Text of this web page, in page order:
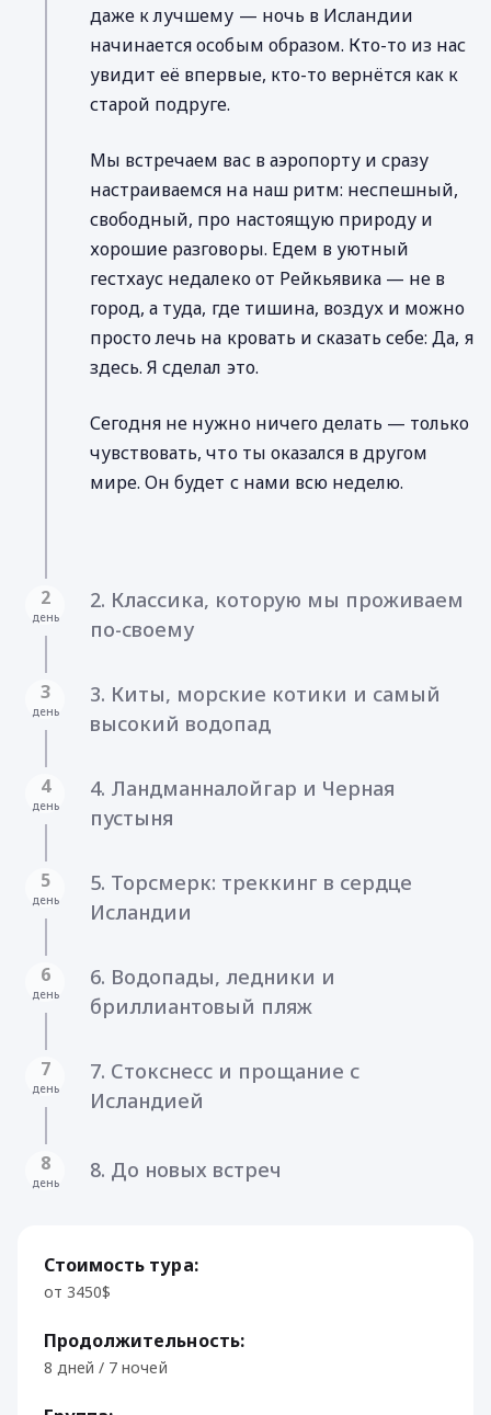
даже к лучшему — ночь в Исландии
начинается особым образом. Кто-то из нас
увидит её впервые, кто-то вернётся как к
старой подруге.
Мы встречаем вас в аэропорту и сразу
настраиваемся на наш ритм: неспешный,
свободный, про настоящую природу и
хорошие разговоры. Едем в уютный
гестхаус недалеко от Рейкьявика — не в
город, а туда, где тишина, воздух и можно
просто лечь на кровать и сказать себе: Да, я
здесь. Я сделал это.
Сегодня не нужно ничего делать — только
чувствовать, что ты оказался в другом
мире. Он будет с нами всю неделю.
2
день
2. Классика, которую мы проживаем
по-своему
3
день
3. Киты, морские котики и самый
высокий водопад
4
день
4. Ландманналойгар и Черная
пустыня
5
день
5. Торсмерк: треккинг в сердце
Исландии
6
день
6. Водопады, ледники и
бриллиантовый пляж
7
день
7. Стокснесс и прощание с
Исландией
8
день 8. До новых встреч
Стоимость тура:
от 3450$
Продолжительность:
8 дней / 7 ночей